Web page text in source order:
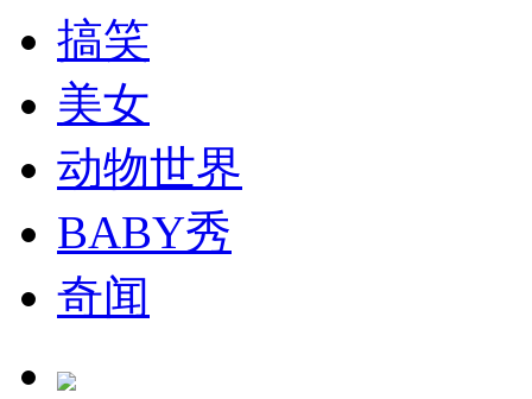
司机酒驾遇交警 急速倒车逃窜
搞笑
美女
动物世界
BABY秀
奇闻